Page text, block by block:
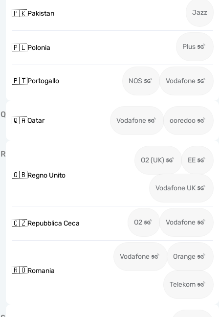
🇵🇰Pakistan Jazz
🇵🇱Polonia Plus
🇵🇹Portogallo NOS Vodafone
Q
🇶🇦Qatar Vodafone ooredoo
R
🇬🇧Regno Unito
O2 (UK) EE
Vodafone UK
🇨🇿Repubblica Ceca O2 Vodafone
🇷🇴Romania
Vodafone Orange
Telekom